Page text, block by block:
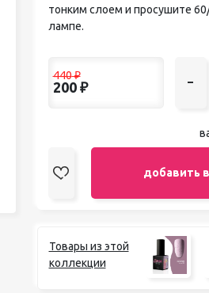
тонким слоем и просушите
лампе.
440₽
200 ₽ –
добавить
Товары из этой
коллекции